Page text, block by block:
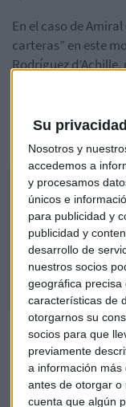
Su
Nosotros y
accedemos a
y procesamos
únicos e
para publicidad y
publicidad y
desarrollo de
nuestros socios
geográfica precisa
características de
otorgarnos su
socios para que
previamente
a información
antes de otorgar o
cuenta que algún
En el caso de
carteras” en este
Rodríguez
limitas más”,
empresas
fija. Pero los
Amiral Gestión:
Francisco Rodríguez
institucional de Amiral
Por tanto, ¿cómo
invertir? Según
actualidad
crees que estamos
seguir apostando